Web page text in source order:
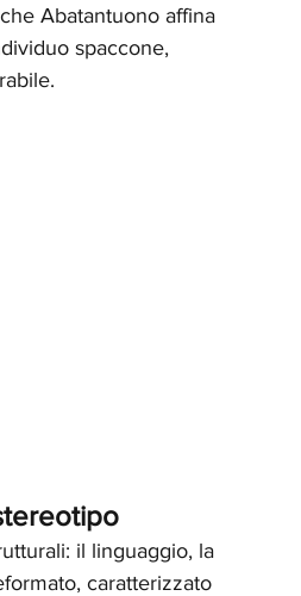
Abatantuono affina
spaccone,
il linguaggio, la
caratterizzato